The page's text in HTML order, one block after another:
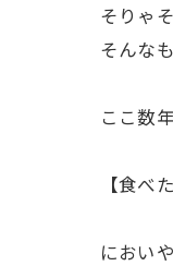
そりゃ
そんな
ここ数
【食べ
におい